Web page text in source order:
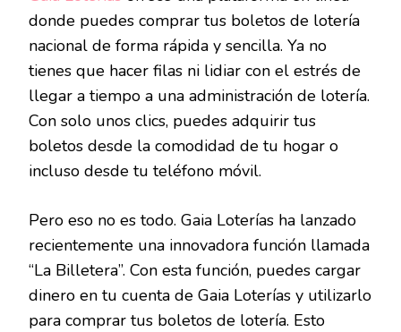
donde puedes comprar tus boletos de lotería
nacional de forma rápida y sencilla. Ya no
tienes que hacer filas ni lidiar con el estrés de
llegar a tiempo a una administración de lotería.
Con solo unos clics, puedes adquirir tus
boletos desde la comodidad de tu hogar o
incluso desde tu teléfono móvil.
Pero eso no es todo. Gaia Loterías ha lanzado
recientemente una innovadora función llamada
“La Billetera”. Con esta función, puedes cargar
dinero en tu cuenta de Gaia Loterías y utilizarlo
para comprar tus boletos de lotería. Esto